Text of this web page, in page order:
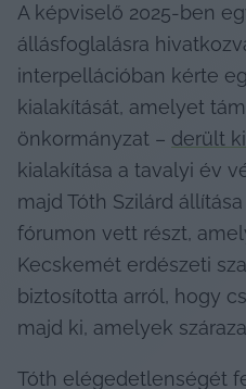
A képviselő 2025-ben
állásfoglalásra
interpellációban kérte
kialakítását, amelyet
önkormányzat – derült
kialakítása a tavalyi év
majd Tóth Szilárd
fórumon vett részt,
Kecskemét erdészeti
biztosította arról, hogy
majd ki, amelyek
Tóth elégedetlenségét